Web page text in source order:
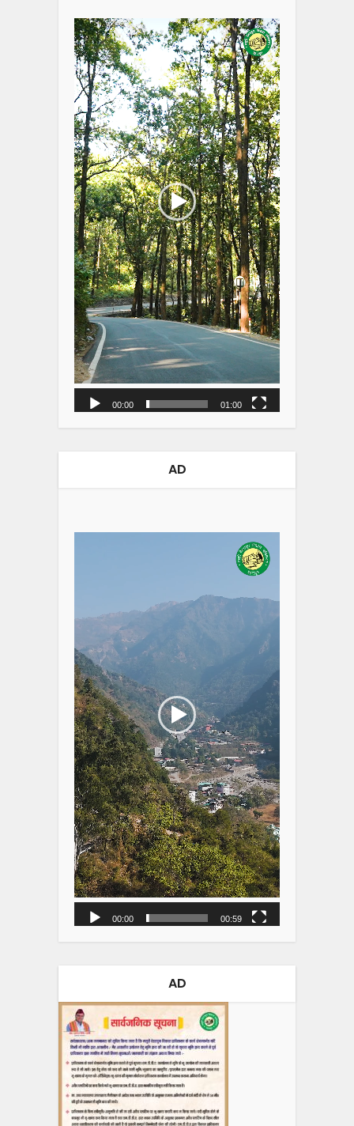
Player
00:00 01:00
AD
00:00 00:59
AD